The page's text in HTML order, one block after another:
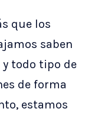
que los
saben
todo tipo de
de forma
estamos